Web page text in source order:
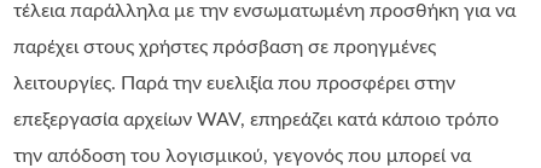
τέλεια παράλληλα με την ενσωματωμένη προσθήκη για να
παρέχει στους χρήστες πρόσβαση σε προηγμένες
λειτουργίες. Παρά την ευελιξία που προσφέρει στην
επεξεργασία αρχείων WAV, επηρεάζει κατά κάποιο τρόπο
την απόδοση του λογισμικού, γεγονός που μπορεί να